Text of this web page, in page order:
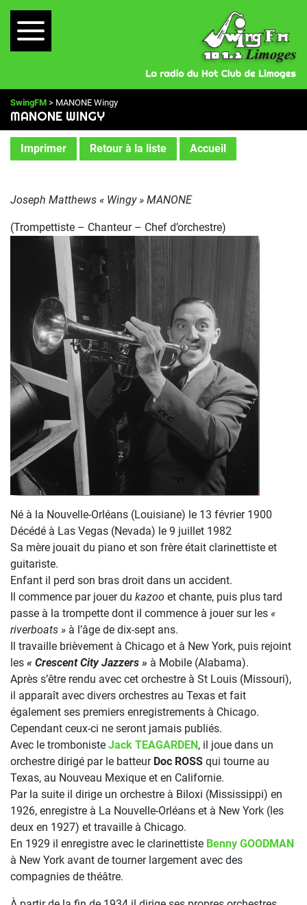
SwingFM > MANONE Wingy
MANONE WINGY
Imprimer Retour à la liste Accueil
Joseph Matthews « Wingy » MANONE
(Trompettiste – Chanteur – Chef d’orchestre)
Né à la Nouvelle-Orléans (Louisiane) le 13 février 1900
Décédé à Las Vegas (Nevada) le 9 juillet 1982
Sa mère jouait du piano et son frère était clarinettiste et
guitariste.
Enfant il perd son bras droit dans un accident.
Il commence par jouer du kazoo et chante, puis plus tard
passe à la trompette dont il commence à jouer sur les «
riverboats » à l’âge de dix-sept ans.
Il travaille brièvement à Chicago et à New York, puis rejoint
les « Crescent City Jazzers » à Mobile (Alabama).
Après s’être rendu avec cet orchestre à St Louis (Missouri),
il apparaît avec divers orchestres au Texas et fait
également ses premiers enregistrements à Chicago.
Cependant ceux-ci ne seront jamais publiés.
Avec le tromboniste Jack TEAGARDEN, il joue dans un
orchestre dirigé par le batteur Doc ROSS qui tourne au
Texas, au Nouveau Mexique et en Californie.
Par la suite il dirige un orchestre à Biloxi (Mississippi) en
1926, enregistre à La Nouvelle-Orléans et à New York (les
deux en 1927) et travaille à Chicago.
En 1929 il enregistre avec le clarinettiste Benny GOODMAN
à New York avant de tourner largement avec des
compagnies de théâtre.